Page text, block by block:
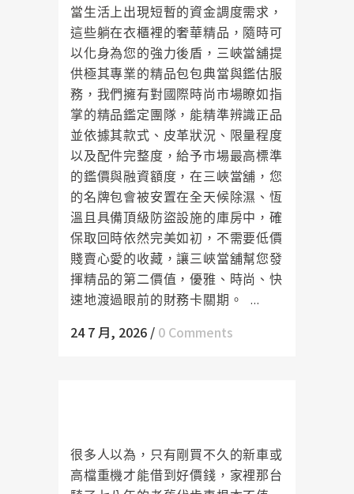
當生活上出現短暫的資金調度需求，
這些躺在衣櫃裡的奢華精品，隨時可
以化身為您的強力後盾，三峽當舖提
供極其專業的精品包包典當與鑑估服
務，我們擁有對國際時尚市場瞭如指
掌的精品鑑定團隊，能精準辨識正品
並依據其款式、皮革狀況、限量程度
以及配件完整度，給予市場最高標準
的鑑價與融資額度，在三峽當舖，您
的名牌包會被安置在全天候除濕、恆
溫且具備頂級防盜設施的庫房中，確
保取回時依然完美如初，不需要低價
賤賣心愛的收藏，讓三峽當舖幫您發
揮精品的第二價值，優雅、時尚、快
速地渡過眼前的財務卡關期。 ...
24 7 月, 2026 / 0 Comments
很多人以為，只有剛買不久的新車或
高檔重機才能借到好價錢，家裡那台